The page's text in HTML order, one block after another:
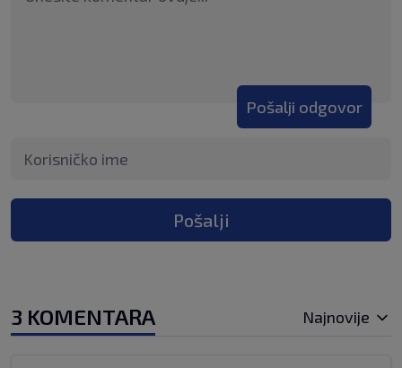
Pošalji odgovor
Pošalji
3 KOMENTARA Najnovije